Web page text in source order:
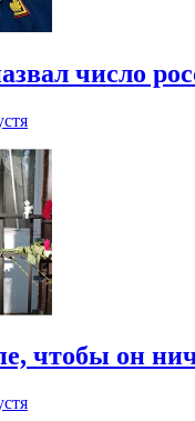
число
чтобы он